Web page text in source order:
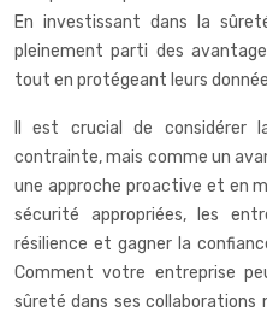
En investissant dans la
pleinement parti des
tout en protégeant leurs
Il est crucial de considérer
contrainte, mais comme un
une approche proactive et en
sécurité appropriées, les
résilience et gagner la
Comment votre entreprise
sûreté dans ses collaborations